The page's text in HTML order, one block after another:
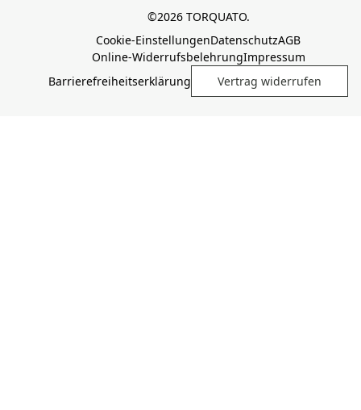
©2026 TORQUATO.
Cookie-EinstellungenDatenschutzAGB
Online-WiderrufsbelehrungImpressum
Barrierefreiheitserklärung
Vertrag widerrufen